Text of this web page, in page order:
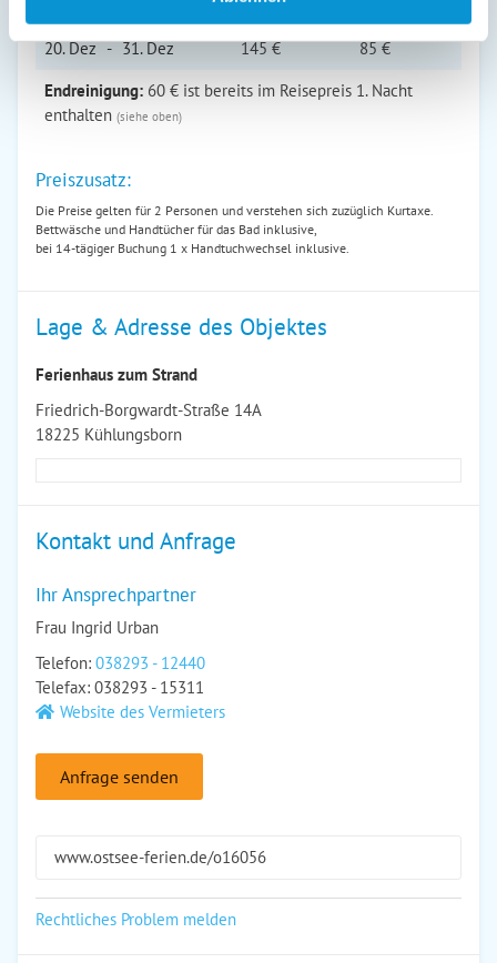
130 €
20. Dez - 31. Dez 145 €
85 €
Endreinigung: 60 € ist bereits im Reisepreis 1. Nacht
enthalten (siehe oben)
Preiszusatz:
Die Preise gelten für 2 Personen und verstehen sich zuzüglich Kurtaxe.
Bettwäsche und Handtücher für das Bad inklusive,
bei 14-tägiger Buchung 1 x Handtuchwechsel inklusive.
Lage & Adresse des Objektes
Ferienhaus zum Strand
Friedrich-Borgwardt-Straße 14A
18225 Kühlungsborn
Kontakt und Anfrage
Ihr Ansprechpartner
Frau Ingrid Urban
Telefon: 038293 - 12440
Telefax: 038293 - 15311
Website des Vermieters
Anfrage senden
www.ostsee-ferien.de/o16056
Rechtliches Problem melden